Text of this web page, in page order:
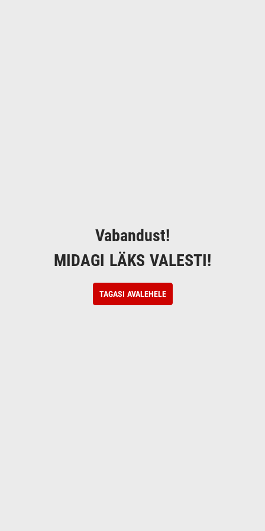
Vabandust!
MIDAGI LÄKS VALESTI!
TAGASI AVALEHELE